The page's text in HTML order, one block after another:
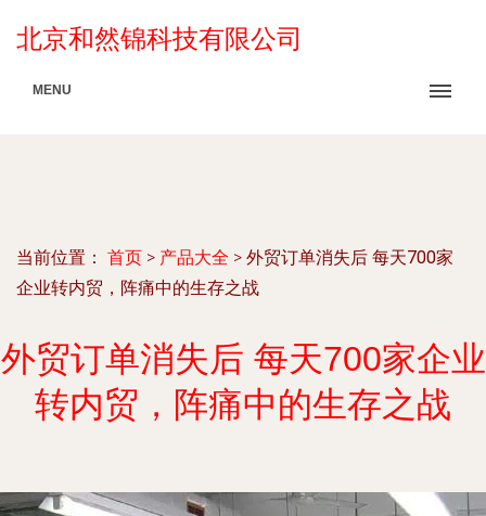
北京和然锦科技有限公司
MENU
当前位置： 首页 > 产品大全 > 外贸订单消失后 每天700家
企业转内贸，阵痛中的生存之战
外贸订单消失后 每天700家企业
转内贸，阵痛中的生存之战